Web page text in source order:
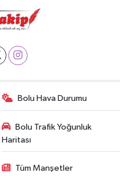
Bolu Hava Durumu
Bolu Trafik Yoğunluk
Haritası
Tüm Manşetler